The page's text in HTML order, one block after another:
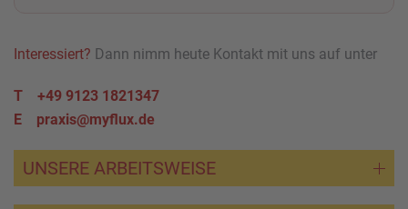
Interessiert? Dann nimm heute Kontakt mit uns auf unter
T +49 9123 1821347
E praxis@myflux.de
UNSERE ARBEITSWEISE